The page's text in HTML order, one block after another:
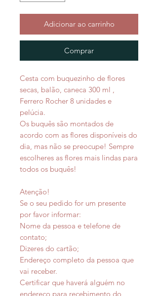
Adicionar ao carrinho
Comprar
Cesta com buquezinho de flores
secas, balão, caneca 300 ml ,
Ferrero Rocher 8 unidades e
pelúcia.
Os buquês são montados de
acordo com as flores disponíveis do
dia, mas não se preocupe! Sempre
escolheres as flores mais lindas para
todos os buquês!
Atenção!
Se o seu pedido for um presente
por favor informar:
Nome da pessoa e telefone de
contato;
Dizeres do cartão;
Endereço completo da pessoa que
vai receber.
Certificar que haverá alguém no
endereço para recebimento do